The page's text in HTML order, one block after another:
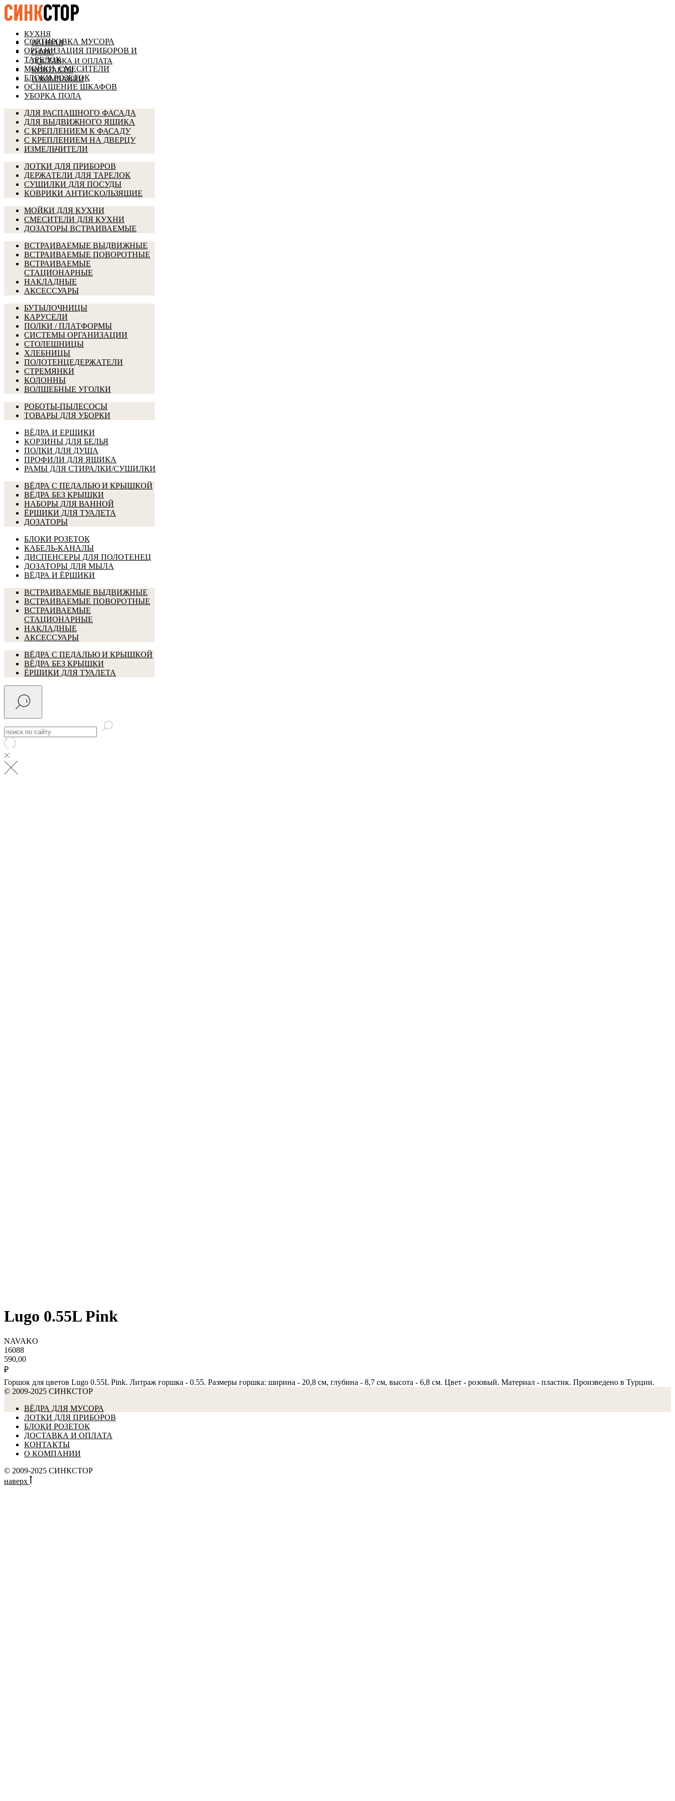
КУХНЯ
ВАННАЯ
ОФИС
ДОСТАВКА И ОПЛАТА
КОНТАКТЫ
О КОМПАНИИ
СОРТИРОВКА МУСОРА
ОРГАНИЗАЦИЯ ПРИБОРОВ И
ТАРЕЛОК
МОЙКИ, СМЕСИТЕЛИ
БЛОКИ РОЗЕТОК
ОСНАЩЕНИЕ ШКАФОВ
УБОРКА ПОЛА
ДЛЯ РАСПАШНОГО ФАСАДА
ДЛЯ ВЫДВИЖНОГО ЯЩИКА
С КРЕПЛЕНИЕМ К ФАСАДУ
С КРЕПЛЕНИЕМ НА ДВЕРЦУ
ИЗМЕЛЬЧИТЕЛИ
ЛОТКИ ДЛЯ ПРИБОРОВ
ДЕРЖАТЕЛИ ДЛЯ ТАРЕЛОК
СУШИЛКИ ДЛЯ ПОСУДЫ
КОВРИКИ АНТИСКОЛЬЗЯЩИЕ
МОЙКИ ДЛЯ КУХНИ
СМЕСИТЕЛИ ДЛЯ КУХНИ
ДОЗАТОРЫ ВСТРАИВАЕМЫЕ
ВСТРАИВАЕМЫЕ ВЫДВИЖНЫЕ
ВСТРАИВАЕМЫЕ ПОВОРОТНЫЕ
ВСТРАИВАЕМЫЕ
СТАЦИОНАРНЫЕ
НАКЛАДНЫЕ
АКСЕССУАРЫ
БУТЫЛОЧНИЦЫ
КАРУСЕЛИ
ПОЛКИ / ПЛАТФОРМЫ
СИСТЕМЫ ОРГАНИЗАЦИИ
СТОЛЕШНИЦЫ
ХЛЕБНИЦЫ
ПОЛОТЕНЦЕДЕРЖАТЕЛИ
СТРЕМЯНКИ
КОЛОННЫ
ВОЛШЕБНЫЕ УГОЛКИ
РОБОТЫ-ПЫЛЕСОСЫ
ТОВАРЫ ДЛЯ УБОРКИ
ВЁДРА И ЕРШИКИ
КОРЗИНЫ ДЛЯ БЕЛЬЯ
ПОЛКИ ДЛЯ ДУША
ПРОФИЛИ ДЛЯ ЯЩИКА
РАМЫ ДЛЯ СТИРАЛКИ/СУШИЛКИ
ВЁДРА С ПЕДАЛЬЮ И КРЫШКОЙ
ВЁДРА БЕЗ КРЫШКИ
НАБОРЫ ДЛЯ ВАННОЙ
ЁРШИКИ ДЛЯ ТУАЛЕТА
ДОЗАТОРЫ
БЛОКИ РОЗЕТОК
КАБЕЛЬ-КАНАЛЫ
ДИСПЕНСЕРЫ ДЛЯ ПОЛОТЕНЕЦ
ДОЗАТОРЫ ДЛЯ МЫЛА
ВЁДРА И ЁРШИКИ
ВСТРАИВАЕМЫЕ ВЫДВИЖНЫЕ
ВСТРАИВАЕМЫЕ ПОВОРОТНЫЕ
ВСТРАИВАЕМЫЕ
СТАЦИОНАРНЫЕ
НАКЛАДНЫЕ
АКСЕССУАРЫ
ВЁДРА С ПЕДАЛЬЮ И КРЫШКОЙ
ВЁДРА БЕЗ КРЫШКИ
ЁРШИКИ ДЛЯ ТУАЛЕТА
Lugo 0.55L Pink
NAVAKO
16088
590,00
₽
Горшок для цветов Lugo 0.55L Pink. Литраж горшка - 0.55. Размеры горшка: ширина - 20,8 см, глубина - 8,7 см, высота - 6,8 см. Цвет - розовый. Материал - пластик. Произведено в Турции.
© 2009-2025 СИНКСТОР
ВЁДРА ДЛЯ МУСОРА
ЛОТКИ ДЛЯ ПРИБОРОВ
БЛОКИ РОЗЕТОК
ДОСТАВКА И ОПЛАТА
КОНТАКТЫ
О КОМПАНИИ
© 2009-2025 СИНКСТОР
наверх